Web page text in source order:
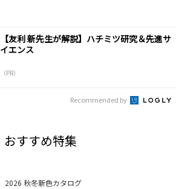
【友利 新先生が解説】ハチミツ研究＆先進サ
イエンス
（PR）
Recommended by
おすすめ特集
2026 秋冬新色カタログ